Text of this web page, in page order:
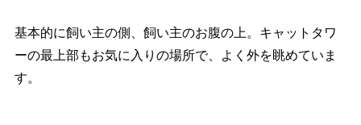
基本的に飼い主の側、飼い主のお腹の上。キャットタワ
ーの最上部もお気に入りの場所で、よく外を眺めていま
す。